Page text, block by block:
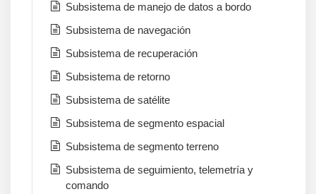
Subsistema de manejo de datos a bordo
Subsistema de navegación
Subsistema de recuperación
Subsistema de retorno
Subsistema de satélite
Subsistema de segmento espacial
Subsistema de segmento terreno
Subsistema de seguimiento, telemetría y
comando